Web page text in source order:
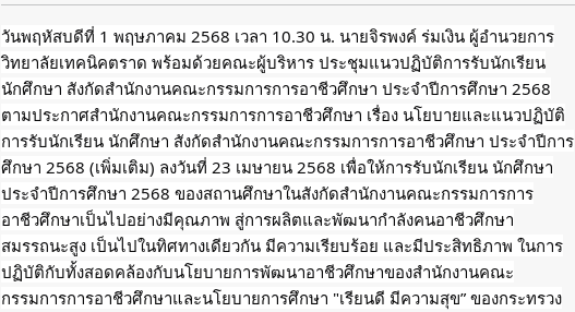
วันพฤหัสบดีที่ 1 พฤษภาคม 2568 เวลา 10.30 น. นายจิรพงค์ ร่มเงิน ผู้อำนวยการ
วิทยาลัยเทคนิคตราด พร้อมด้วยคณะผู้บริหาร ประชุมแนวปฏิบัติการรับนักเรียน
นักศึกษา สังกัดสำนักงานคณะกรรมการการอาชีวศึกษา ประจำปีการศึกษา 2568
ตามประกาศสำนักงานคณะกรรมการการอาชีวศึกษา เรื่อง นโยบายและแนวปฏิบัติ
การรับนักเรียน นักศึกษา สังกัดสำนักงานคณะกรรมการการอาชีวศึกษา ประจำปีการ
ศึกษา 2568 (เพิ่มเติม) ลงวันที่ 23 เมษายน 2568 เพื่อให้การรับนักเรียน นักศึกษา
ประจำปีการศึกษา 2568 ของสถานศึกษาในสังกัดสำนักงานคณะกรรมการการ
อาชีวศึกษาเป็นไปอย่างมีคุณภาพ สู่การผลิตและพัฒนากำลังคนอาชีวศึกษา
สมรรถนะสูง เป็นไปในทิศทางเดียวกัน มีความเรียบร้อย และมีประสิทธิภาพ ในการ
ปฏิบัติกับทั้งสอดคล้องกับนโยบายการพัฒนาอาชีวศึกษาของสำนักงานคณะ
กรรมการการอาชีวศึกษาและนโยบายการศึกษา "เรียนดี มีความสุข” ของกระทรวง